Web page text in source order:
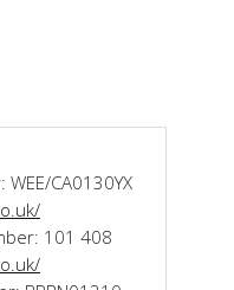
CA0130YX
101 408